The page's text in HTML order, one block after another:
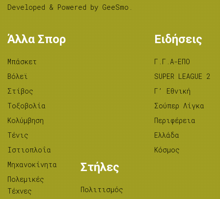
Developed & Powered by GeeSmo .
Άλλα Σπορ
Μπάσκετ
Βόλεϊ
Στίβος
Tοξοβολία
Κολύμβηση
Τένις
Ιστιοπλοΐα
Μηχανοκίνητα
Πολεμικές
Τέχνες
Ειδήσεις
Γ.Γ.Α-ΕΠΟ
SUPER LEAGUE 2
Γ’ Εθνική
Σούπερ Λίγκα
Περιφέρεια
Ελλάδα
Κόσμος
Στήλες
Πολιτισμός